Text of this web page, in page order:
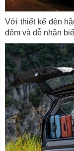
Với thiết kế đèn
đêm và dễ nhận